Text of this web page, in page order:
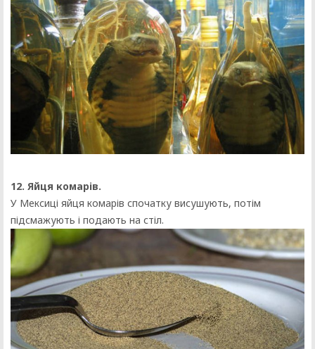
12. Яйця комарів.
У Мексиці яйця комарів спочатку висушують, потім
підсмажують і подають на стіл.